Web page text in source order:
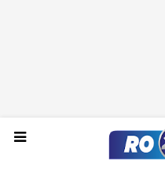
Segunda-feira,